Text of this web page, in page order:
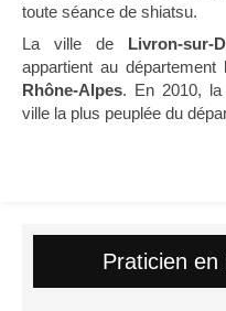
toute séance de shiatsu.
La ville de Livron-sur-
appartient au département
Rhône-Alpes. En 2010, la
ville la plus peuplée du
Praticien